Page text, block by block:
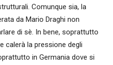
Comunque sia, la
da Mario Draghi non
di sè. In bene, soprattutto
calerà la pressione degli
in Germania dove si